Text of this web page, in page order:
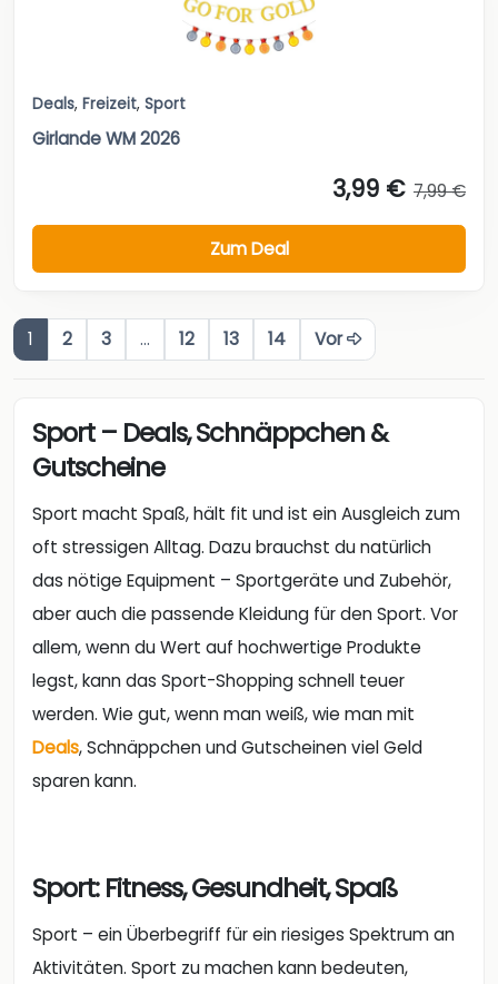
Deals, Freizeit, Sport
Girlande WM 2026
3,99 € 7,99 €
Zum Deal
1 2 3 … 12 13 14 Vor
Sport – Deals, Schnäppchen &
Gutscheine
Sport macht Spaß, hält fit und ist ein Ausgleich zum
oft stressigen Alltag. Dazu brauchst du natürlich
das nötige Equipment – Sportgeräte und Zubehör,
aber auch die passende Kleidung für den Sport. Vor
allem, wenn du Wert auf hochwertige Produkte
legst, kann das Sport-Shopping schnell teuer
werden. Wie gut, wenn man weiß, wie man mit
Deals, Schnäppchen und Gutscheinen viel Geld
sparen kann.
Sport: Fitness, Gesundheit, Spaß
Sport – ein Überbegriff für ein riesiges Spektrum an
Aktivitäten. Sport zu machen kann bedeuten,